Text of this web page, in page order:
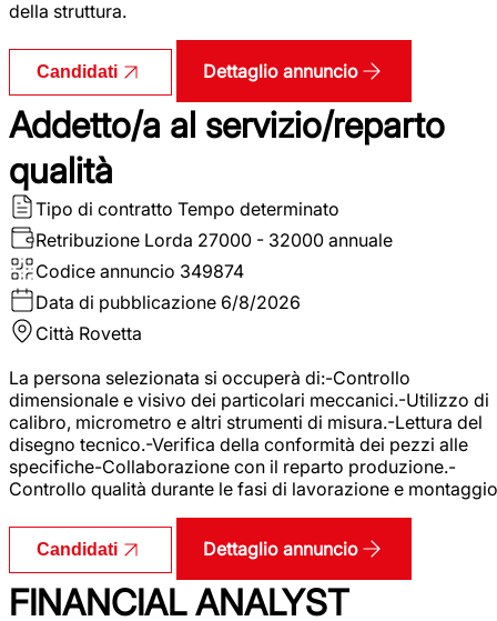
della struttura.
Candidati Dettaglio annuncio
Addetto/a al servizio/reparto
qualità
Tipo di contratto Tempo determinato
Retribuzione Lorda 27000 - 32000 annuale
Codice annuncio 349874
Data di pubblicazione 6/8/2026
Città Rovetta
La persona selezionata si occuperà di:-Controllo
dimensionale e visivo dei particolari meccanici.-Utilizzo di
calibro, micrometro e altri strumenti di misura.-Lettura del
disegno tecnico.-Verifica della conformità dei pezzi alle
specifiche-Collaborazione con il reparto produzione.-
Controllo qualità durante le fasi di lavorazione e
Candidati Dettaglio annuncio
FINANCIAL ANALYST